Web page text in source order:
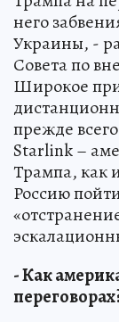
него
Украины, -
Совета по
Широкое
прежде
Starlink –
Трампа, как
Россию
- Как